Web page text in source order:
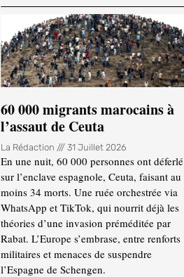
60 000 migrants marocains à
l’assaut de Ceuta
La Rédaction 31 Juillet 2026
En une nuit, 60 000 personnes ont déferlé
sur l’enclave espagnole, Ceuta, faisant au
moins 34 morts. Une ruée orchestrée via
WhatsApp et TikTok, qui nourrit déjà les
théories d’une invasion préméditée par
Rabat. L’Europe s’embrase, entre renforts
militaires et menaces de suspendre
l’Espagne de Schengen.